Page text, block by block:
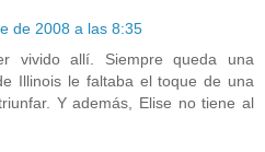
de 2008 a las 8:35
vivido allí. Siempre queda una
Illinois le faltaba el toque de una
Y además, Elise no tiene al